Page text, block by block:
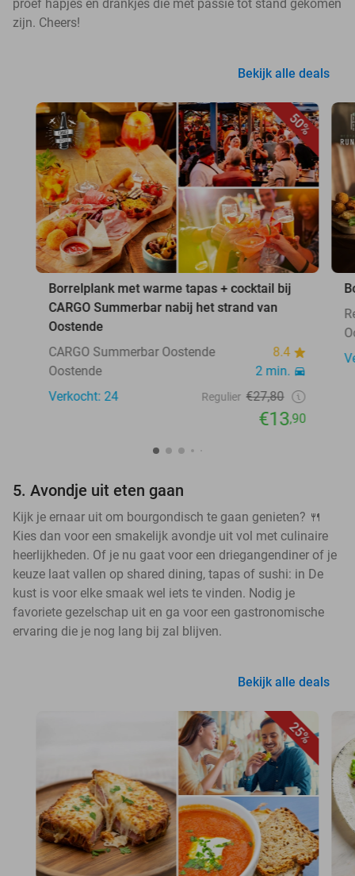
proef hapjes en drankjes die met passie tot stand gekomen
zijn. Cheers!
Bekijk alle deals
50%
Borrelplank met warme tapas + cocktail bij
CARGO Summerbar nabij het strand van
Oostende
CARGO Summerbar Oostende
8.4
Oostende
2 min.
Verkocht: 24
Regulier €27,80
€13,90
5. Avondje uit eten gaan
Kijk je ernaar uit om bourgondisch te gaan genieten? 🍴
Kies dan voor een smakelijk avondje uit vol met culinaire
heerlijkheden. Of je nu gaat voor een driegangendiner of je
keuze laat vallen op shared dining, tapas of sushi: in De
kust is voor elke smaak wel iets te vinden. Nodig je
favoriete gezelschap uit en ga voor een gastronomische
ervaring die je nog lang bij zal blijven.
Bekijk alle deals
25%